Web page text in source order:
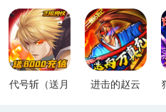
代号斩（送月
进击的赵云